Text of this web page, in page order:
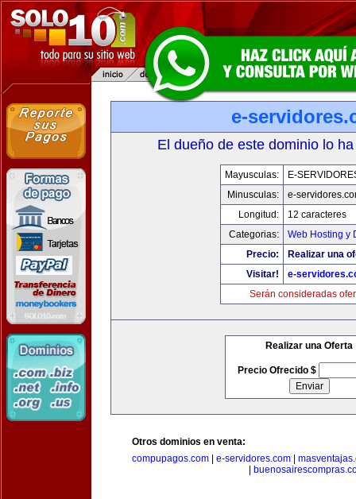
e-
El dueño de este dominio lo
Mayusculas:
E-
Minusculas:
e-
Longitud:
12 caracteres
Categorias:
Web Hosting y
Precio:
Realizar una
Visitar!
e-
Serán consideradas
Realizar una Oferta
Precio Ofrecido $
Otros dominios en venta:
compupagos.com
e-servidores.com